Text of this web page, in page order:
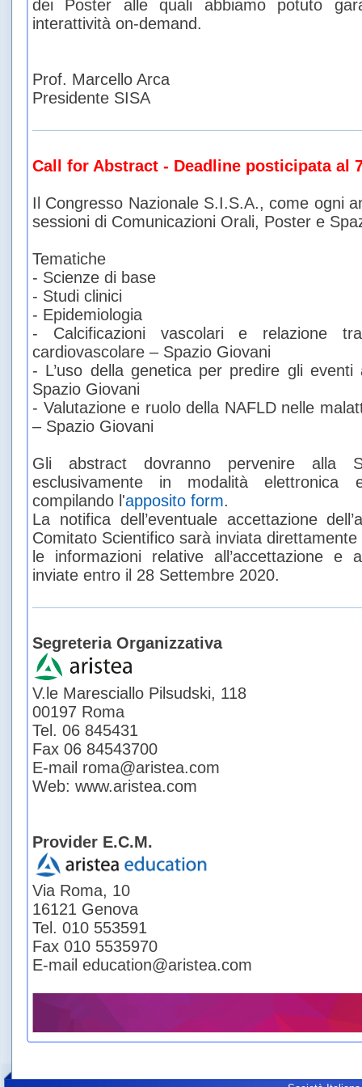
dei Poster alle quali abbiamo potuto
interattività on-demand.
Prof. Marcello Arca
Presidente SISA
Call for Abstract - Deadline posticipata al
Il Congresso Nazionale S.I.S.A., come ogni
sessioni di Comunicazioni Orali, Poster e
Tematiche
- Scienze di base
- Studi clinici
- Epidemiologia
- Calcificazioni vascolari e relazione
cardiovascolare – Spazio Giovani
- L’uso della genetica per predire gli
Spazio Giovani
- Valutazione e ruolo della NAFLD nelle
– Spazio Giovani
Gli abstract dovranno pervenire alla
esclusivamente in modalità
compilando l'apposito form.
La notifica dell’eventuale accettazione
Comitato Scientifico sarà inviata
le informazioni relative all’accettazione e
inviate entro il 28 Settembre 2020.
Segreteria Organizzativa
V.le Maresciallo Pilsudski, 118
00197 Roma
Tel. 06 845431
Fax 06 84543700
E-mail roma@aristea.com
Web: www.aristea.com
Provider E.C.M.
Via Roma, 10
16121 Genova
Tel. 010 553591
Fax 010 5535970
E-mail education@aristea.com